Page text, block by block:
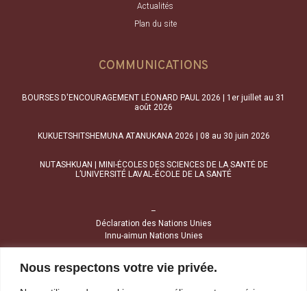
Nous respectons votre vie privée.
Actualités
Plan du site
COMMUNICATIONS
BOURSES D'ENCOURAGEMENT LÉONARD PAUL 2026 | 1er juillet au 31
août 2026
KUKUETSHITSHEMUNA ATANUKANA 2026 | 08 au 30 juin 2026
NUTASHKUAN | MINI-ÉCOLES DES SCIENCES DE LA SANTÉ DE
L’UNIVERSITÉ LAVAL‑ÉCOLE DE LA SANTÉ
–
Déclaration des Nations Unies
Innu-aimun Nations Unies
NOUS JOINDRE